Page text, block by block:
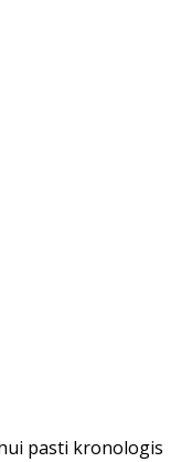
pasti kronologis